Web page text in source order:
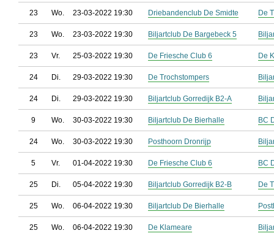
23 Wo. 23-03-2022 19:30 Driebandenclub De Smidte De
23 Wo. 23-03-2022 19:30 Biljartclub De Bargebeck 5
23 Vr. 25-03-2022 19:30 De Friesche Club 6 De
24 Di. 29-03-2022 19:30 De Trochstompers
24 Di. 29-03-2022 19:30 Biljartclub Gorredijk B2-A
9 Wo. 30-03-2022 19:30 Biljartclub De Bierhalle BC
24 Wo. 30-03-2022 19:30 Posthoorn Dronrijp
5 Vr. 01-04-2022 19:30 De Friesche Club 6 BC
25 Di. 05-04-2022 19:30 Biljartclub Gorredijk B2-B De
25 Wo. 06-04-2022 19:30 Biljartclub De Bierhalle
25 Wo. 06-04-2022 19:30 De Klameare